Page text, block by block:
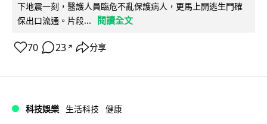
下地震一刻，醫護人員臨危不亂保護病人，更馬上開逃生門確
保出口流通。片段...
閱讀全文
70 23 ↗ 分享
科技娛樂 生活科技 健康